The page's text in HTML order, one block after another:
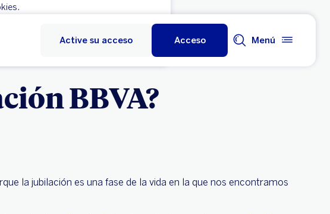
Active su acceso Acceso Menú
BBVA?
la jubilación es una fase de la vida en la que nos encontramos